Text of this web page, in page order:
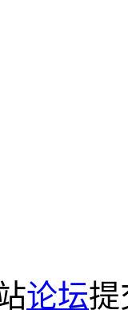
论坛提